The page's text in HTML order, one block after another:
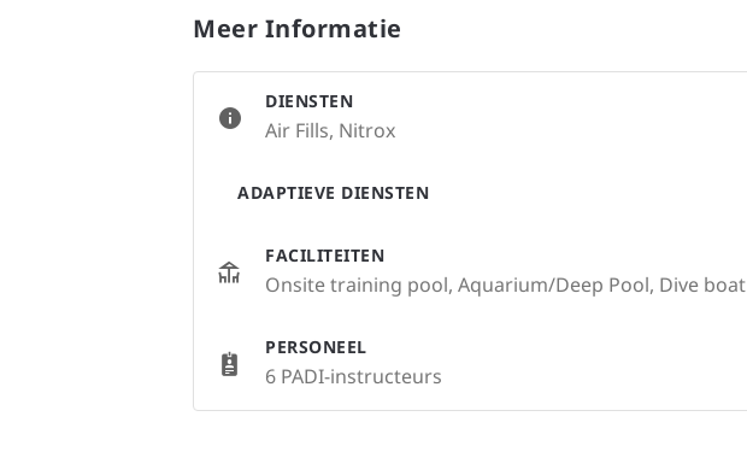
Meer Informatie
DIENSTEN
Air Fills, Nitrox
ADAPTIEVE DIENSTEN
FACILITEITEN
Onsite training pool, Aquarium/Deep Pool, Dive boat
PERSONEEL
6 PADI-instructeurs